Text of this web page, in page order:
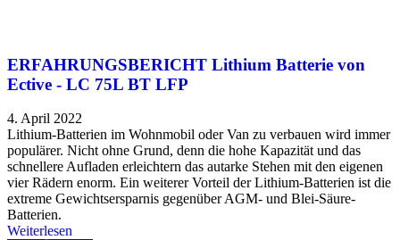
ERFAHRUNGSBERICHT Lithium Batterie von
Ective - LC 75L BT LFP
4. April 2022
Lithium-Batterien im Wohnmobil oder Van zu verbauen wird immer
populärer. Nicht ohne Grund, denn die hohe Kapazität und das
schnellere Aufladen erleichtern das autarke Stehen mit den eigenen
vier Rädern enorm. Ein weiterer Vorteil der Lithium-Batterien ist die
extreme Gewichtsersparnis gegenüber AGM- und Blei-Säure-
Batterien.
Weiterlesen